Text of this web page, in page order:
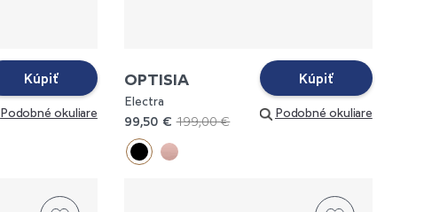
Kúpiť
Podobné okuliare
OPTISIA
Electra
99,50 €199,00 €
Kúpiť
Podobné okuliare